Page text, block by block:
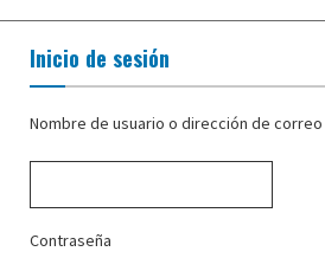
Inicio de sesión
Nombre de usuario o dirección de
Contraseña